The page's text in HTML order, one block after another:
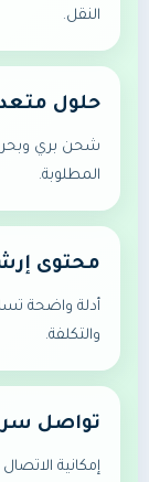
النقل.
حلول
شحن بري
المطلوبة.
محتوى
أدلة واضحة
والتكلفة.
تواصل
إمكانية